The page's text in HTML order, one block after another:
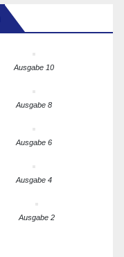
Ausgabe 10
Ausgabe 8
Ausgabe 6
Ausgabe 4
Ausgabe 2